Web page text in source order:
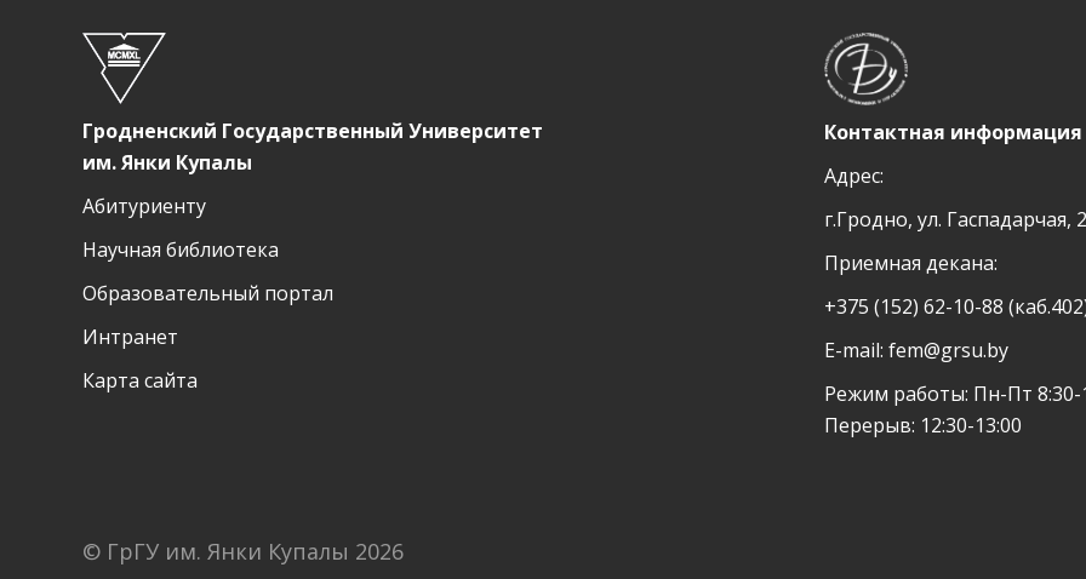
Гродненский Государственный Университет
им. Янки Купалы
Абитуриенту
Научная библиотека
Образовательный портал
Интранет
Карта сайта
Контактная информация
Адрес:
г.Гродно, ул. Гаспадарчая,
Приемная декана:
+375 (152) 62-10-88
E-mail: fem@grsu.by
Режим работы: Пн-Пт 8:30-
Перерыв: 12:30-13:00
© ГрГУ им. Янки Купалы 2026